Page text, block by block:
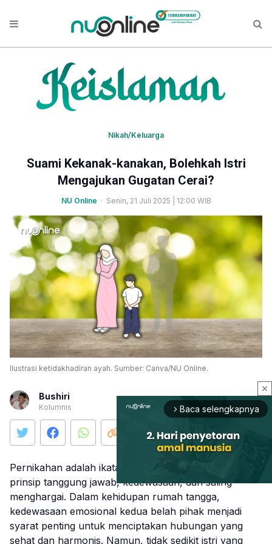
Nikah/Keluarga
Suami Kekanak-kanakan, Bolehkah Istri
Mengajukan Gugatan Cerai?
NU Online · Senin, 21 Juli 2025 | 12:00 WIB
Ilustrasi ketidakhadiran ayah. Sumber: Canva/NU Online.
Bushiri
Kolumnis
Pernikahan adalah ikatan suci yang dibangun di atas
prinsip tanggung jawab, kedewasaan, dan saling
menghargai. Dalam kehidupan rumah tangga,
kedewasaan emosional kedua belah pihak menjadi
syarat penting untuk menciptakan hubungan yang
sehat dan harmonis. Namun, tidak sedikit istri yang
close
arrow_forward_ios Baca selengkapnya
Mute